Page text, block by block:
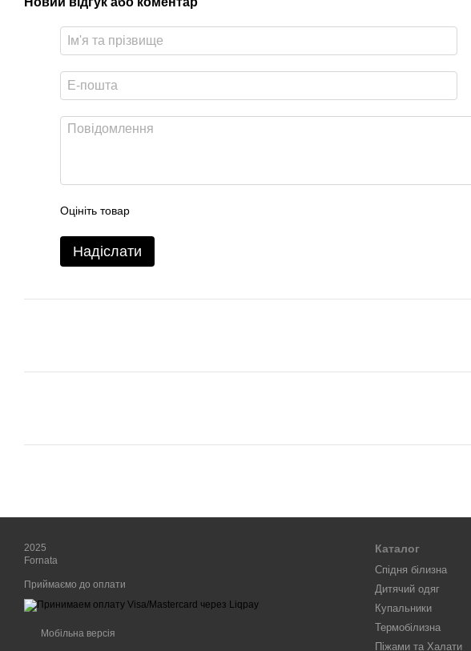
Оцініть товар
Надіслати
2025
Fornata
Приймаємо до оплати
Мобільна версія
Каталог
Спідня білизна
Дитячий одяг
Купальники
Термобілизна
Піжами та Халати